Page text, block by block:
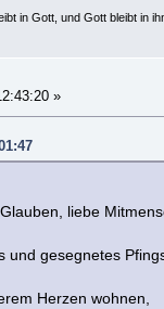
in Gott, und Gott bleibt in
»
liebe
und gesegnetes
Herzen wohnen,